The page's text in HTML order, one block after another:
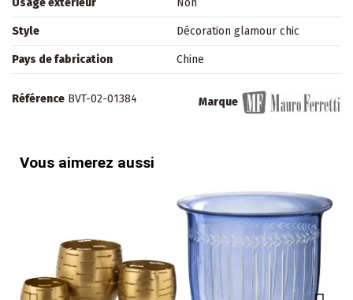
Style Décoration glamour chic
Pays de fabrication Chine
Marque
Référence BVT-02-01384
Vous aimerez aussi